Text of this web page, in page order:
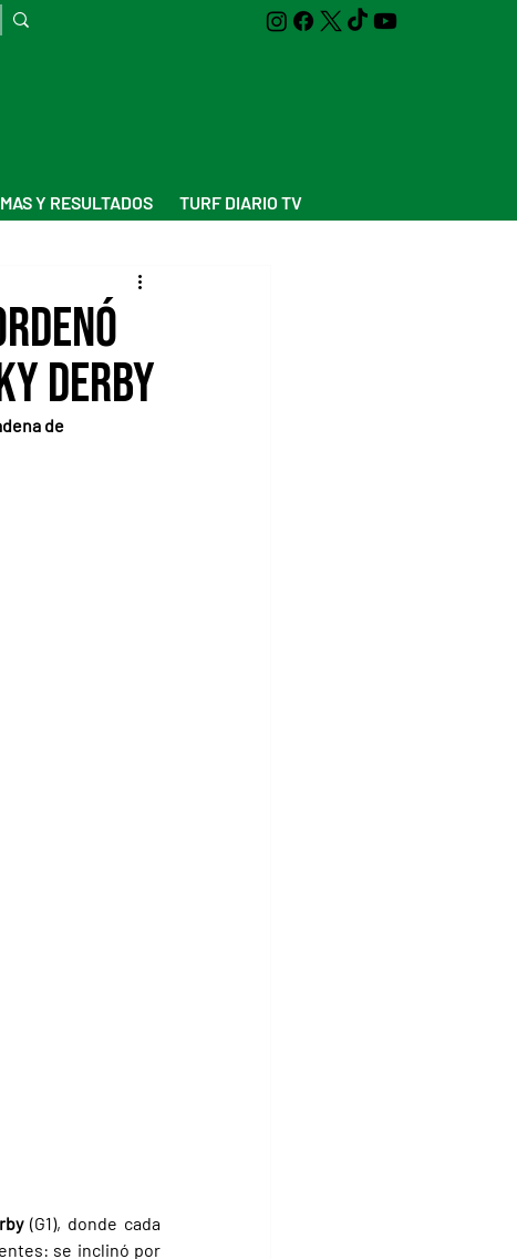
Y RESULTADOS TURF DIARIO TV
Derby
de
(G1), donde cada